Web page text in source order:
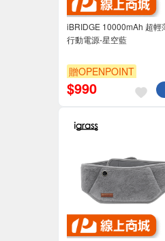
iBRIDGE 10000mAh 超輕
行動電源-星空藍
贈OPENPOINT
$990